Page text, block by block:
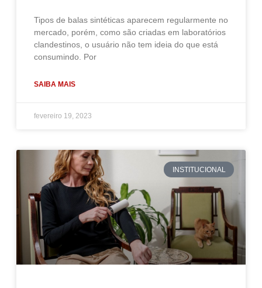
Tipos de balas sintéticas aparecem regularmente no
mercado, porém, como são criadas em laboratórios
clandestinos, o usuário não tem ideia do que está
consumindo. Por
SAIBA MAIS
fevereiro 19, 2023
INSTITUCIONAL